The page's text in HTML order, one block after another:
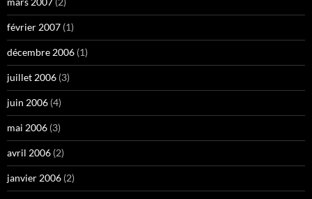
février 2007 (1)
décembre 2006 (1)
juillet 2006 (3)
juin 2006 (4)
mai 2006 (3)
avril 2006 (2)
janvier 2006 (2)